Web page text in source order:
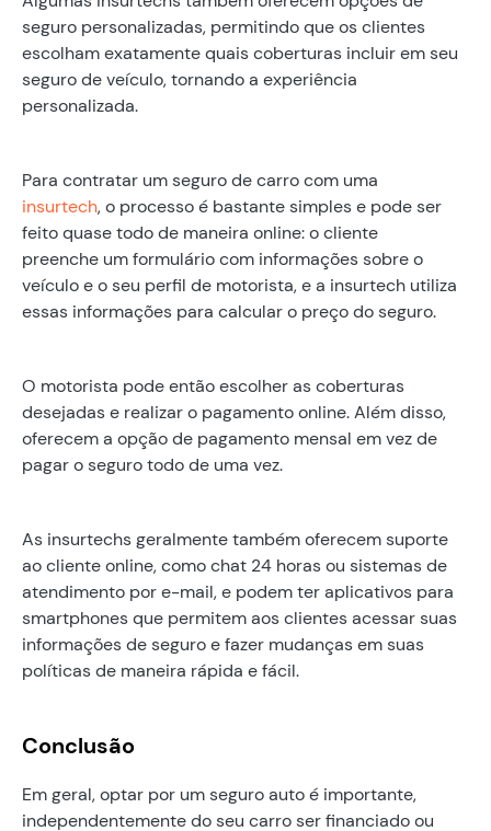
seguro personalizadas, permitindo que os clientes
escolham exatamente quais coberturas incluir em seu
seguro de veículo, tornando a experiência
personalizada.
Para contratar um seguro de carro com uma
insurtech, o processo é bastante simples e pode ser
feito quase todo de maneira online: o cliente
preenche um formulário com informações sobre o
veículo e o seu perfil de motorista, e a insurtech utiliza
essas informações para calcular o preço do seguro.
O motorista pode então escolher as coberturas
desejadas e realizar o pagamento online. Além disso,
oferecem a opção de pagamento mensal em vez de
pagar o seguro todo de uma vez.
As insurtechs geralmente também oferecem suporte
ao cliente online, como chat 24 horas ou sistemas de
atendimento por e-mail, e podem ter aplicativos para
smartphones que permitem aos clientes acessar suas
informações de seguro e fazer mudanças em suas
políticas de maneira rápida e fácil.
Conclusão
Em geral, optar por um seguro auto é importante,
independentemente do seu carro ser financiado ou